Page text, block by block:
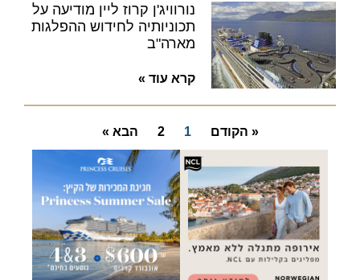
נורוויג'ן קרוז ליין מודיעה על
תכוניותיה לחידוש ההפלגות
מארה"ב
קרא עוד »
« הקודם 1
2 הבא »